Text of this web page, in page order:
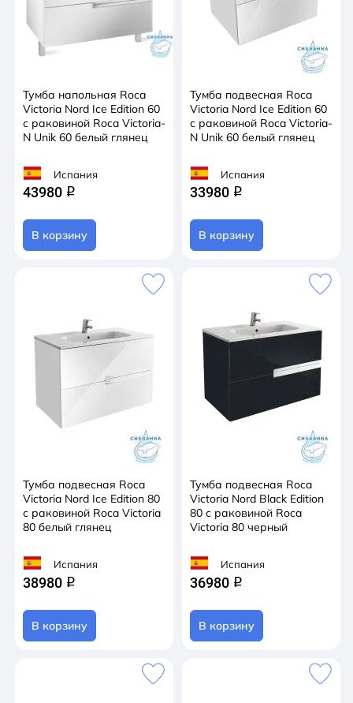
Тумба напольная Roca
Victoria Nord Ice Edition 60
с раковиной Roca Victoria-
N Unik 60 белый глянец
Испания
43980 q
В корзину
Тумба подвесная Roca
Victoria Nord Ice Edition 60
с раковиной Roca Victoria-
N Unik 60 белый глянец
Испания
33980 q
В корзину
Тумба подвесная Roca
Victoria Nord Ice Edition 80
с раковиной Roca Victoria
80 белый глянец
Испания
38980 q
В корзину
Тумба подвесная Roca
Victoria Nord Black Edition
80 с раковиной Roca
Victoria 80 черный
Испания
36980 q
В корзину